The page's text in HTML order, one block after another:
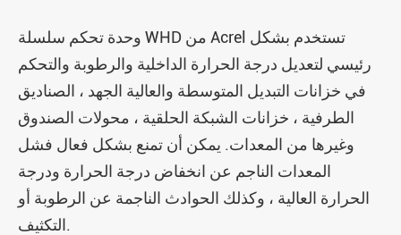
وحدة تحكم سلسلة WHD من Acrel تستخدم بشكل
رئيسي لتعديل درجة الحرارة الداخلية والرطوبة والتحكم
في خزانات التبديل المتوسطة والعالية الجهد ، الصناديق
الطرفية ، خزانات الشبكة الحلقية ، محولات الصندوق
وغيرها من المعدات. يمكن أن تمنع بشكل فعال فشل
المعدات الناجم عن انخفاض درجة الحرارة ودرجة
الحرارة العالية ، وكذلك الحوادث الناجمة عن الرطوبة أو
التكثيف.